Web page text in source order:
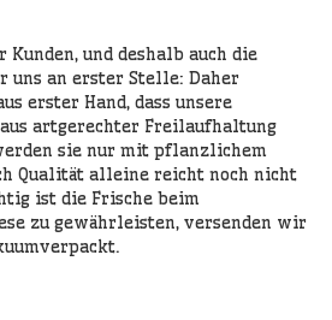
Kunden, und deshalb auch die
uns an erster Stelle: Daher
erster Hand, dass unsere
artgerechter Freilaufhaltung
sie nur mit pflanzlichem
Qualität alleine reicht noch nicht
ist die Frische beim
zu gewährleisten, versenden wir